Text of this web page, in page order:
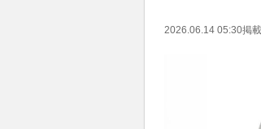
2026.06.14 05:30掲載